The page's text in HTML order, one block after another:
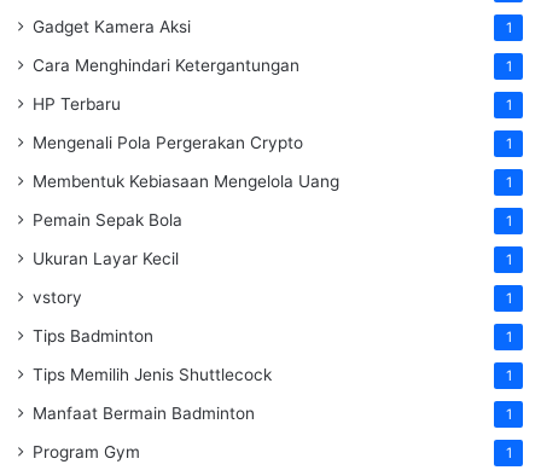
Gadget Kamera Aksi 1
Cara Menghindari Ketergantungan 1
HP Terbaru 1
Mengenali Pola Pergerakan Crypto 1
Membentuk Kebiasaan Mengelola Uang 1
Pemain Sepak Bola 1
Ukuran Layar Kecil 1
vstory 1
Tips Badminton 1
Tips Memilih Jenis Shuttlecock 1
Manfaat Bermain Badminton 1
Program Gym 1